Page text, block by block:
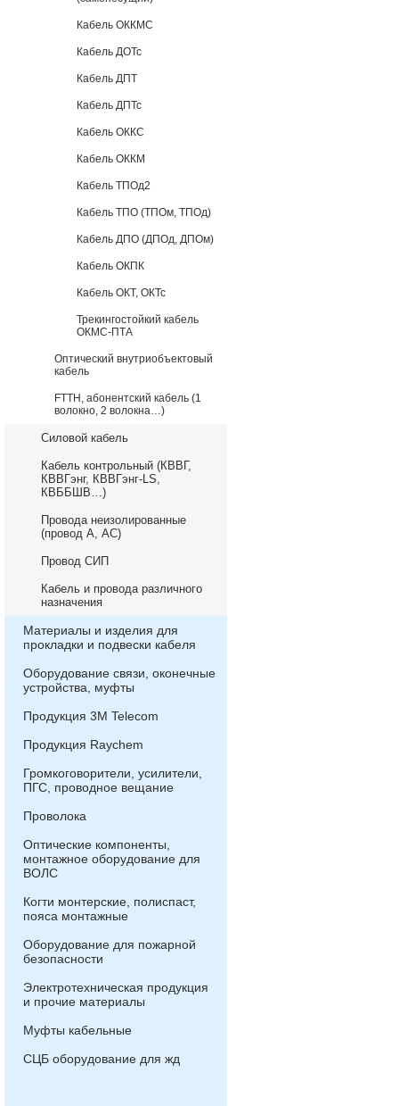
Кабель ОККМС
Кабель ДОТс
Кабель ДПТ
Кабель ДПТс
Кабель ОККС
Кабель ОККМ
Кабель ТПОд2
Кабель ТПО (ТПОм, ТПОд)
Кабель ДПО (ДПОд, ДПОм)
Кабель ОКПК
Кабель ОКТ, ОКТс
Трекингостойкий кабель
ОКМС-ПТА
Оптический внутриобъектовый
кабель
FTTH, абонентский кабель (1
волокно, 2 волокна…)
Силовой кабель
Кабель контрольный (КВВГ,
КВВГэнг, КВВГэнг-LS,
КВББШВ…)
Провода неизолированные
(провод А, АС)
Провод СИП
Кабель и провода различного
назначения
Материалы и изделия для
прокладки и подвески кабеля
Оборудование связи, оконечные
устройства, муфты
Продукция 3М Telecom
Продукция Raychem
Громкоговорители, усилители,
ПГС, проводное вещание
Проволока
Оптические компоненты,
монтажное оборудование для
ВОЛС
Когти монтерские, полиспаст,
пояса монтажные
Оборудование для пожарной
безопасности
Электротехническая продукция
и прочие материалы
Муфты кабельные
СЦБ оборудование для жд